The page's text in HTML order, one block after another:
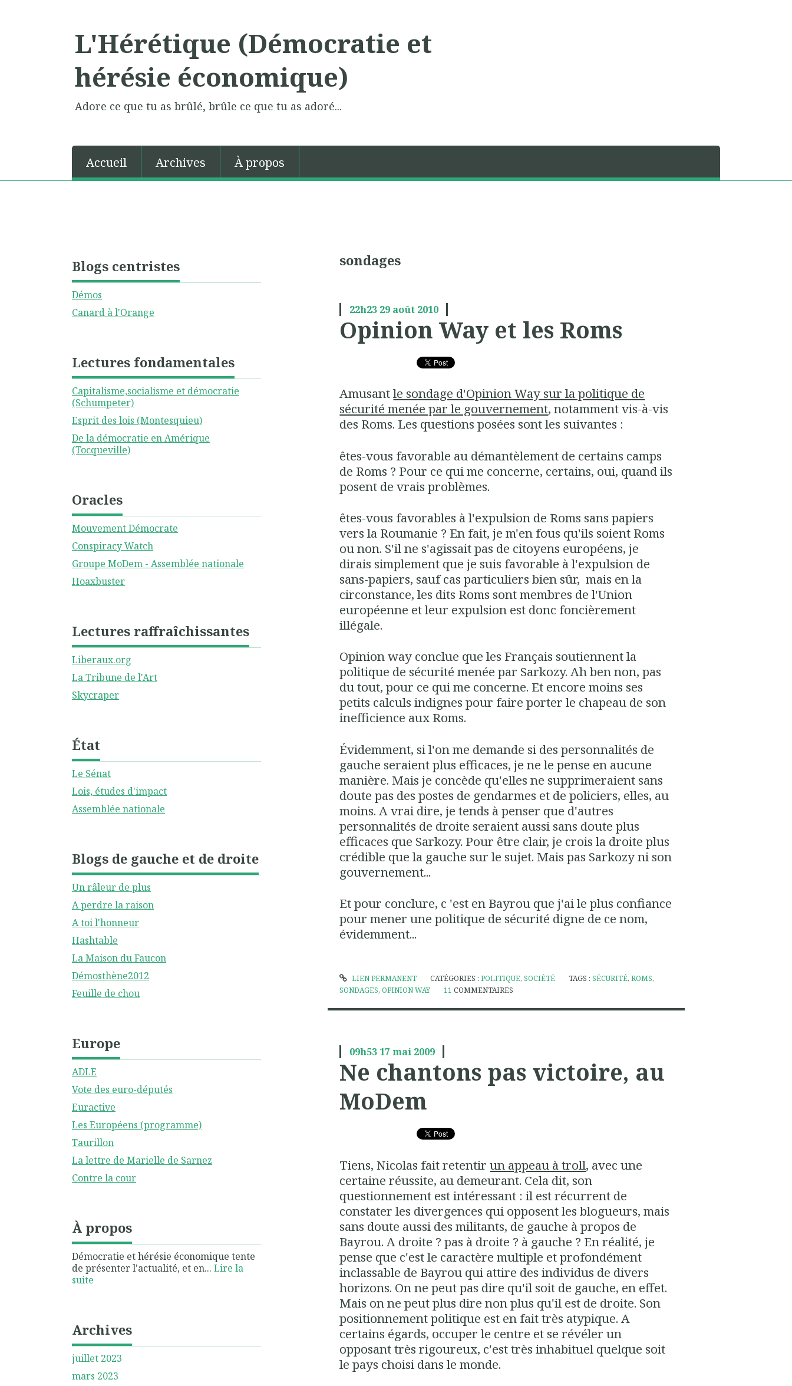
L'Hérétique (Démocratie et
hérésie économique)
Adore ce que tu as brûlé, brûle ce que tu as adoré...
Accueil Archives À propos
Blogs centristes
Démos
Canard à l'Orange
Lectures fondamentales
Capitalisme,socialisme et démocratie
(Schumpeter)
Esprit des lois (Montesquieu)
De la démocratie en Amérique
(Tocqueville)
Oracles
Mouvement Démocrate
Conspiracy Watch
Groupe MoDem - Assemblée nationale
Hoaxbuster
Lectures raffraîchissantes
Liberaux.org
La Tribune de l'Art
Skycraper
État
Le Sénat
Lois, études d'impact
Assemblée nationale
Blogs de gauche et de droite
Un râleur de plus
A perdre la raison
A toi l'honneur
Hashtable
La Maison du Faucon
Démosthène2012
Feuille de chou
Europe
ADLE
Vote des euro-députés
Euractive
Les Européens (programme)
Taurillon
La lettre de Marielle de Sarnez
Contre la cour
À propos
Démocratie et hérésie économique tente
de présenter l'actualité, et en... Lire la
suite
Archives
juillet 2023
mars 2023
sondages
22h23 29 août 2010
Opinion Way et les Roms
Amusantle sondage d'Opinion Way sur la politique de
sécurité menée par le gouvernement, notamment vis-à-vis
des Roms. Les questions posées sont les suivantes :
êtes-vous favorable au démantèlement de certains camps
de Roms ? Pour ce qui me concerne, certains, oui, quand ils
posent de vrais problèmes.
êtes-vous favorables à l'expulsion de Roms sans papiers
vers la Roumanie ? En fait, je m'en fous qu'ils soient Roms
ou non. S'il ne s'agissait pas de citoyens européens, je
dirais simplement que je suis favorable à l'expulsion de
sans-papiers, sauf cas particuliers bien sûr, mais en la
circonstance, les dits Roms sont membres de l'Union
européenne et leur expulsion est donc foncièrement
illégale.
Opinion way conclue que les Français soutiennent la
politique de sécurité menée par Sarkozy. Ah ben non, pas
du tout, pour ce qui me concerne. Et encore moins ses
petits calculs indignes pour faire porter le chapeau de son
inefficience aux Roms.
Évidemment, si l'on me demande si des personnalités de
gauche seraient plus efficaces, je ne le pense en aucune
manière. Mais je concède qu'elles ne supprimeraient sans
doute pas des postes de gendarmes et de policiers, elles, au
moins. A vrai dire, je tends à penser que d'autres
personnalités de droite seraient aussi sans doute plus
efficaces que Sarkozy. Pour être clair, je crois la droite plus
crédible que la gauche sur le sujet. Mais pas Sarkozy ni son
gouvernement...
Et pour conclure, c 'est en Bayrou que j'ai le plus confiance
pour mener une politique de sécurité digne de ce nom,
évidemment...
LIEN PERMANENT CATÉGORIES : POLITIQUE, SOCIÉTÉ TAGS : SÉCURITÉ, ROMS,
SONDAGES,OPINION WAY 11 COMMENTAIRES
09h53 17 mai 2009
Ne chantons pas victoire, au
MoDem
Tiens, Nicolas fait retentirun appeau à troll, avec une
certaine réussite, au demeurant. Cela dit, son
questionnement est intéressant : il est récurrent de
constater les divergences qui opposent les blogueurs, mais
sans doute aussi des militants, de gauche à propos de
Bayrou. A droite ? pas à droite ? à gauche ? En réalité, je
pense que c'est le caractère multiple et profondément
inclassable de Bayrou qui attire des individus de divers
horizons. On ne peut pas dire qu'il soit de gauche, en effet.
Mais on ne peut plus dire non plus qu'il est de droite. Son
positionnement politique est en fait très atypique. A
certains égards, occuper le centre et se révéler un
opposant très rigoureux, c'est très inhabituel quelque soit
le pays choisi dans le monde.